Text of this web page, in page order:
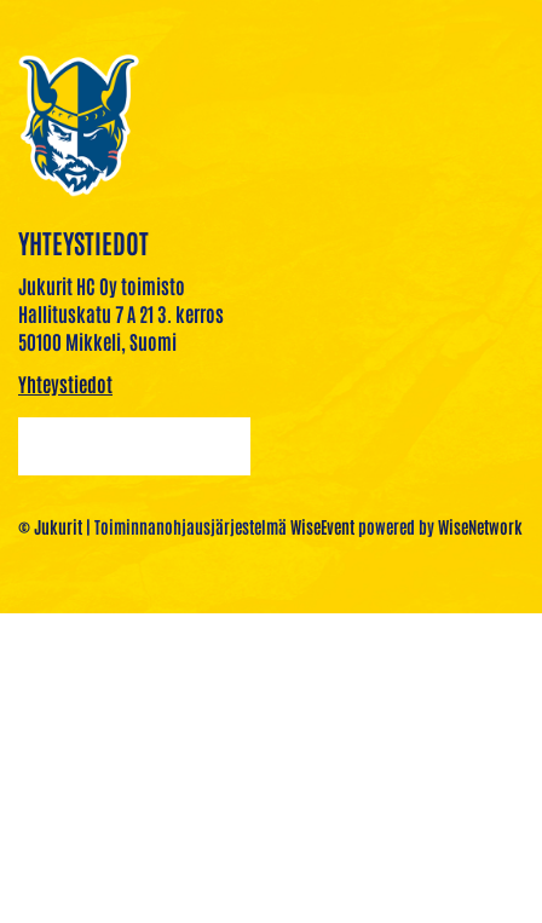
YHTEYSTIEDOT
Jukurit HC Oy toimisto
Hallituskatu 7 A 21 3. kerros
50100 Mikkeli, Suomi
Yhteystiedot
© Jukurit | Toiminnanohjausjärjestelmä WiseEventpowered byWiseNetwork